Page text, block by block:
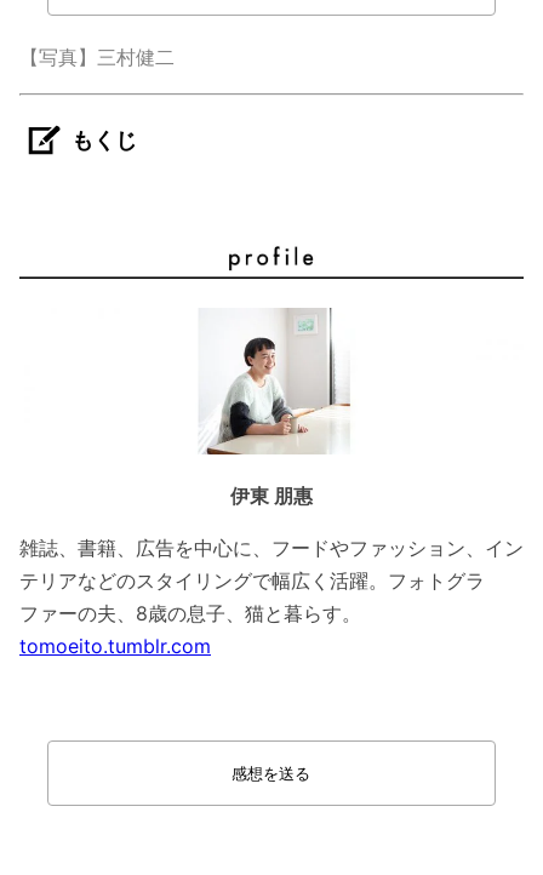
【写真】三村健二
もくじ
伊東 朋惠
雑誌、書籍、広告を中心に、フードやファッション、イン
テリアなどのスタイリングで幅広く活躍。フォトグラ
ファーの夫、8歳の息子、猫と暮らす。
tomoeito.tumblr.com
感想を送る